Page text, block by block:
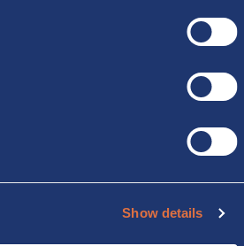
Show details
Edition Automatico